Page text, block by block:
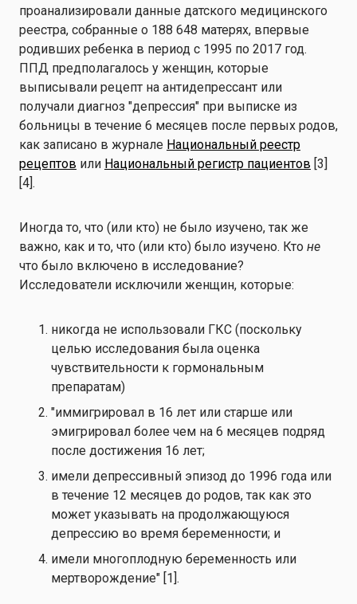
проанализировали данные датского медицинского
реестра, собранные о 188 648 матерях, впервые
родивших ребенка в период с 1995 по 2017 год.
ППД предполагалось у женщин, которые
выписывали рецепт на антидепрессант или
получали диагноз "депрессия" при выписке из
больницы в течение 6 месяцев после первых родов,
как записано в журнале Национальный реестр
рецептов или Национальный регистр пациентов [3]
[4].
Иногда то, что (или кто) не было изучено, так же
важно, как и то, что (или кто) было изучено. Кто не
что было включено в исследование?
Исследователи исключили женщин, которые:
никогда не использовали ГКС (поскольку
целью исследования была оценка
чувствительности к гормональным
препаратам)
"иммигрировал в 16 лет или старше или
эмигрировал более чем на 6 месяцев подряд
после достижения 16 лет;
имели депрессивный эпизод до 1996 года или
в течение 12 месяцев до родов, так как это
может указывать на продолжающуюся
депрессию во время беременности; и
имели многоплодную беременность или
мертворождение" [1].